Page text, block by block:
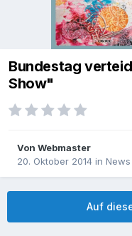
Bundestag
Show"
Von Webmaster
20. Oktober 2014 in
Auf